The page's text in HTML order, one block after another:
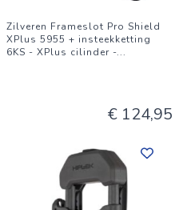
Zilveren Frameslot Pro Shield
XPlus 5955 + insteekketting
6KS - XPlus cilinder -...
€ 124,95